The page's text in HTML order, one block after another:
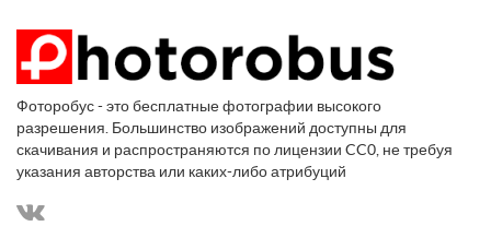
Фоторобус - это бесплатные фотографии высокого
разрешения. Большинство изображений доступны для
скачивания и распространяются по лицензии CC0, не требуя
указания авторства или каких-либо атрибуций